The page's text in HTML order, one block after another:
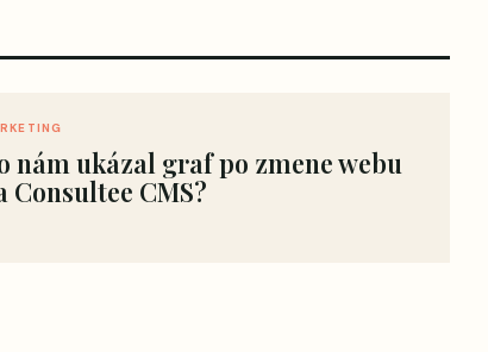
nám ukázal graf po zmene webu
Consultee CMS?